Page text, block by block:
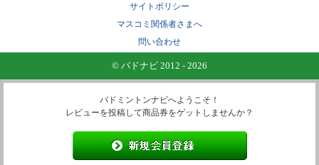
サイトポリシー
マスコミ関係者さまへ
問い合わせ
© バドナビ 2012 - 2026
バドミントンナビへようこそ！
レビューを投稿して商品券をゲットしませんか？